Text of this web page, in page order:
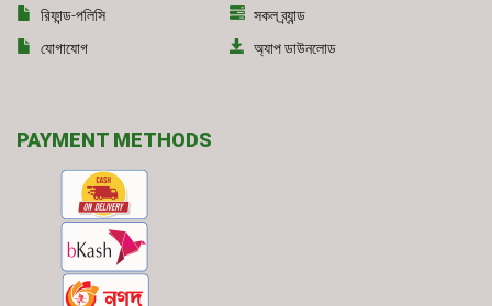
রিফান্ড-পলিসি
যোগাযোগ
সকল ব্র্যান্ড
অ্যাপ ডাউনলোড
PAYMENT METHODS